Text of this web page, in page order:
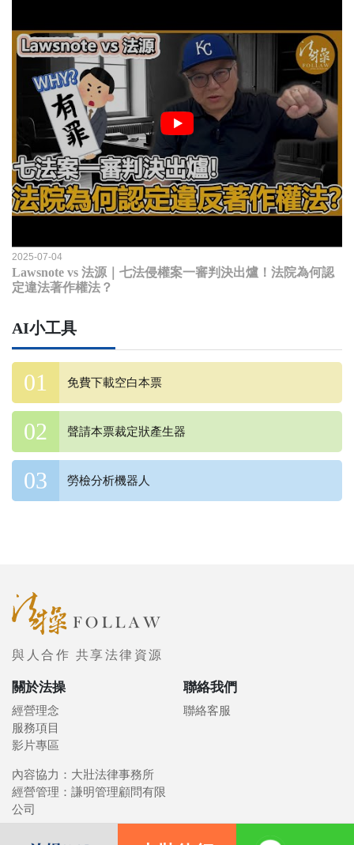
2025-07-04
Lawsnote vs 法源｜七法侵權案一審判決出爐！法院為何認
定違法著作權法？
AI小工具
免費下載空白本票
聲請本票裁定狀產生器
勞檢分析機器人
與人合作 共享法律資源
關於法操
經營理念
服務項目
影片專區
聯絡我們
聯絡客服
內容協力：大壯法律事務所
經營管理：謙明管理顧問有限
公司